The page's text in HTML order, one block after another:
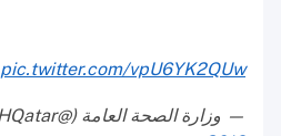
pic.twitter.com/vpU6YK2QUw
— وزارة الصحة العامة (@MOPHQatar)